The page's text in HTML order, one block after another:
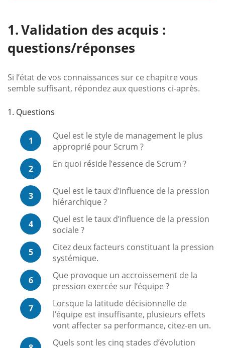
Validation des acquis :
questions/réponses
Si l’état de vos connaissances sur ce chapitre vous
semble suffisant, répondez aux questions ci-après.
1. Questions
1
Quel est le style de management le plus
approprié pour Scrum ?
2
En quoi réside l’essence de Scrum ?
3
Quel est le taux d’influence de la pression
hiérarchique ?
4
Quel est le taux d’influence de la pression
sociale ?
5
Citez deux facteurs constituant la pression
systémique.
6
Que provoque un accroissement de la
pression exercée sur l’équipe ?
7
Lorsque la latitude décisionnelle de
l’équipe est insuffisante, plusieurs effets
vont affecter sa performance, citez-en un.
Quels sont les cinq stades d’évolution